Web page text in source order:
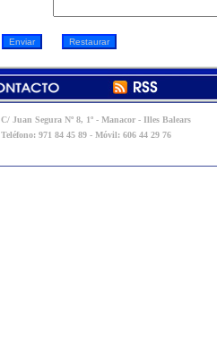
C/ Juan Segura Nº 8, 1º - Manacor - Illes Balears
Teléfono: 971 84 45 89 - Móvil: 606 44 29 76